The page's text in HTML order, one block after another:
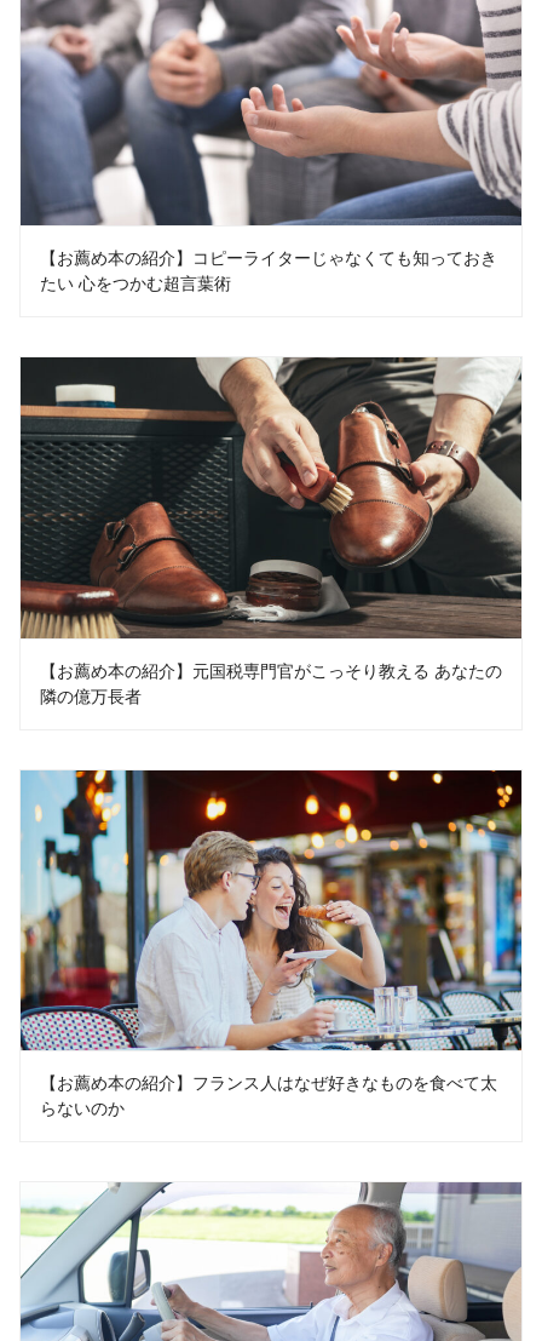
【お薦め本の紹介】コピーライターじゃなくても知っておき
たい 心をつかむ超言葉術
【お薦め本の紹介】元国税専門官がこっそり教える あなたの
隣の億万長者
【お薦め本の紹介】フランス人はなぜ好きなものを食べて太
らないのか